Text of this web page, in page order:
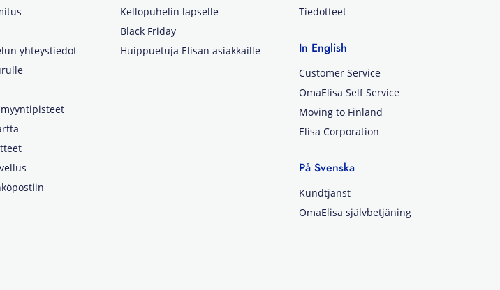
yhteystiedot
Kellopuhelin lapselle
Black Friday
Huippuetuja Elisan asiakkaille
Tiedotteet
In English
Customer Service
OmaElisa Self Service
Moving to Finland
Elisa Corporation
På Svenska
Kundtjänst
OmaElisa självbetjäning